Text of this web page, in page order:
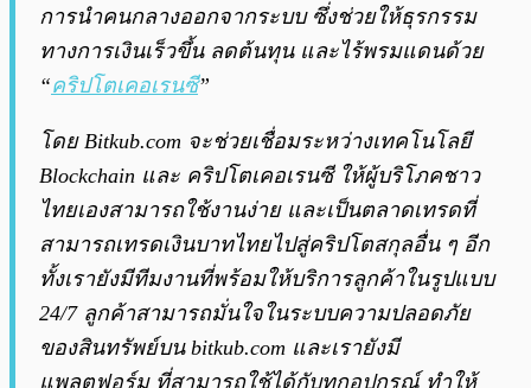
การนำคนกลางออกจากระบบ ซึ่งช่วยให้ธุรกรรม
ทางการเงินเร็วขึ้น ลดต้นทุน และไร้พรมแดนด้วย
“คริปโตเคอเรนซี”
โดย Bitkub.com จะช่วยเชื่อมระหว่างเทคโนโลยี
Blockchain และ คริปโตเคอเรนซี ให้ผู้บริโภคชาว
ไทยเองสามารถใช้งานง่าย และเป็นตลาดเทรดที่
สามารถเทรดเงินบาทไทยไปสู่คริปโตสกุลอื่น ๆ อีก
ทั้งเรายังมีทีมงานที่พร้อมให้บริการลูกค้าในรูปแบบ
24/7 ลูกค้าสามารถมั่นใจในระบบความปลอดภัย
ของสินทรัพย์บน bitkub.com และเรายังมี
แพลตฟอร์ม ที่สามารถใช้ได้กับทุกอุปกรณ์ ทำให้